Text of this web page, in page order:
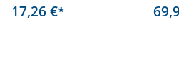
17,26 €*